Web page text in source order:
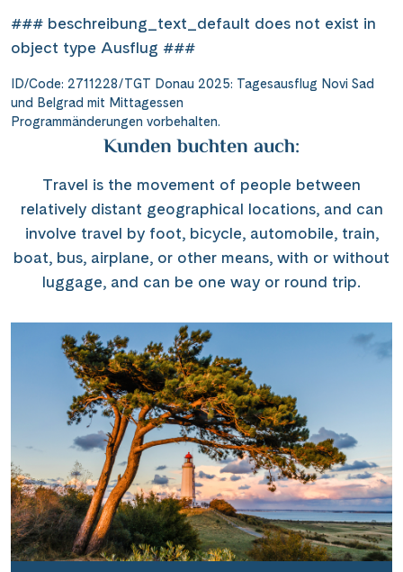
### beschreibung_text_default does not exist in
object type Ausflug ###
ID/Code: 2711228/TGT Donau 2025: Tagesausflug Novi Sad
und Belgrad mit Mittagessen
Programmänderungen vorbehalten.
Kunden buchten auch:
Travel is the movement of people between
relatively distant geographical locations, and can
involve travel by foot, bicycle, automobile, train,
boat, bus, airplane, or other means, with or without
luggage, and can be one way or round trip.